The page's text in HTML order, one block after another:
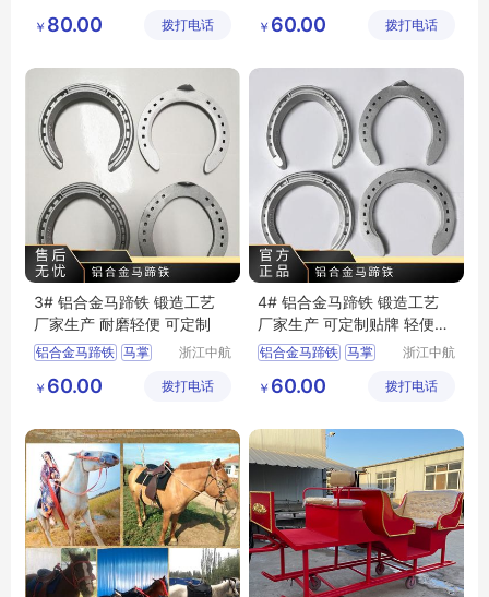
有限公司
￥ 80.00 拨打电话
有限公司
￥ 60.00 拨打电话
3# 铝合金马蹄铁 锻造工艺
厂家生产 耐磨轻便 可定制
铝合金马蹄铁 马掌
浙江中航
有限公司
￥ 60.00 拨打电话
4# 铝合金马蹄铁 锻造工艺
厂家生产 可定制贴牌 轻便耐
磨
铝合金马蹄铁 马掌
浙江中航
有限公司
￥ 60.00 拨打电话